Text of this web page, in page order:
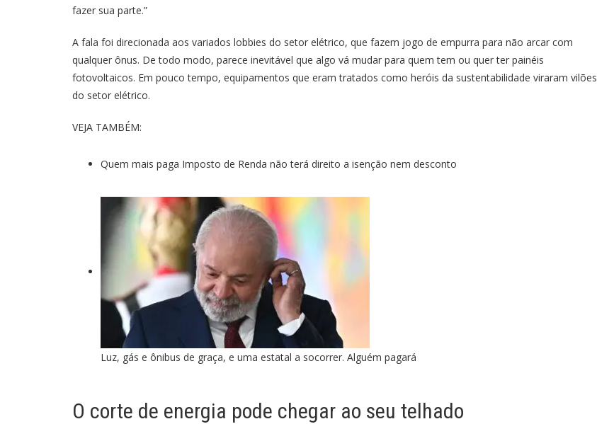
fazer sua parte.”
A fala foi direcionada aos variados lobbies do setor elétrico, que fazem jogo de empurra para não arcar com
qualquer ônus. De todo modo, parece inevitável que algo vá mudar para quem tem ou quer ter painéis
fotovoltaicos. Em pouco tempo, equipamentos que eram tratados como heróis da sustentabilidade viraram vilões
do setor elétrico.
VEJA TAMBÉM:
Quem mais paga Imposto de Renda não terá direito a isenção nem desconto
Luz, gás e ônibus de graça, e uma estatal a socorrer. Alguém pagará
O corte de energia pode chegar ao seu telhado